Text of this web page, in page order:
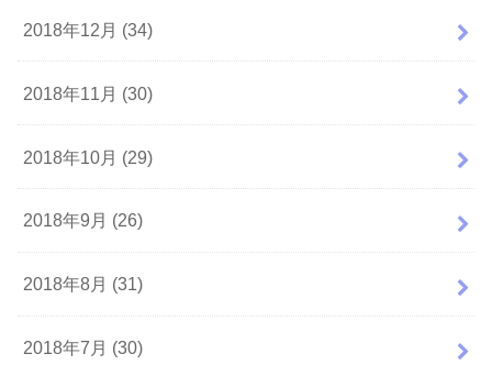
2018年12月 (34)
2018年11月 (30)
2018年10月 (29)
2018年9月 (26)
2018年8月 (31)
2018年7月 (30)